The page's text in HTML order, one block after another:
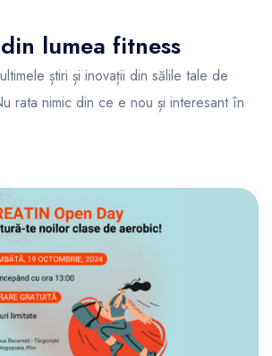
lumea fitness
știri și inovații din sălile tale de
rata nimic din ce e nou și interesant în